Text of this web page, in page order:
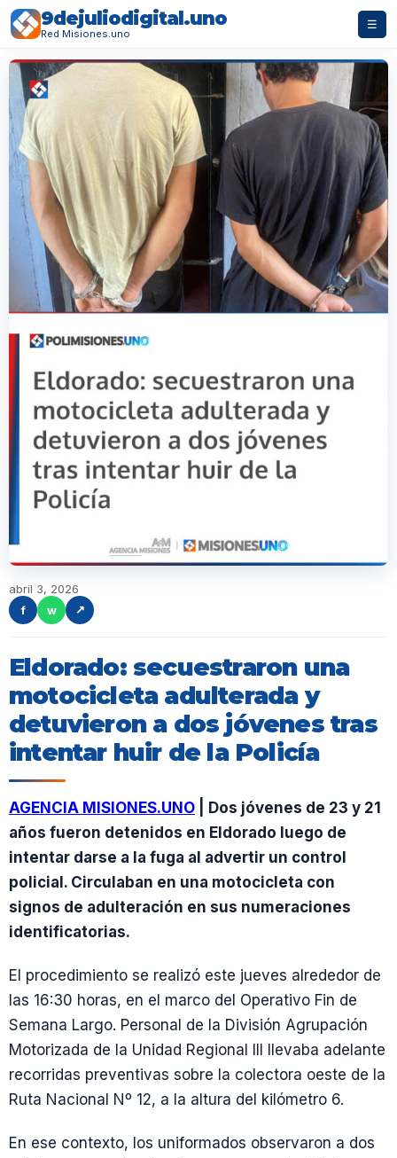
9dejuliodigital.uno
Red Misiones.uno
☰
abril 3, 2026
f
w ↗
Eldorado: secuestraron una
motocicleta adulterada y
detuvieron a dos jóvenes tras
intentar huir de la Policía
AGENCIA MISIONES.UNO | Dos jóvenes de 23 y 21
años fueron detenidos en Eldorado luego de
intentar darse a la fuga al advertir un control
policial. Circulaban en una motocicleta con
signos de adulteración en sus numeraciones
identificatorias.
El procedimiento se realizó este jueves alrededor de
las 16:30 horas, en el marco del Operativo Fin de
Semana Largo. Personal de la División Agrupación
Motorizada de la Unidad Regional III llevaba adelante
recorridas preventivas sobre la colectora oeste de la
Ruta Nacional Nº 12, a la altura del kilómetro 6.
En ese contexto, los uniformados observaron a dos